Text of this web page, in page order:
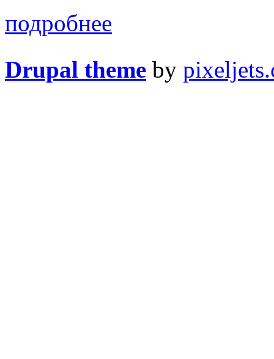
подробнее
Drupal theme by